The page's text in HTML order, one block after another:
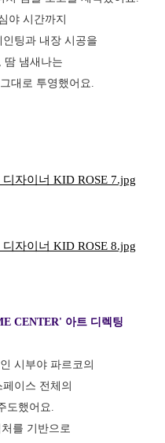
야 시간까지
팅과 내장 시공을
땀 냄새나는
대로 투영했어요.
CENTER' 아트 디렉팅
시부야 파르코의
이스 전체의
도했어요.
를 기반으로